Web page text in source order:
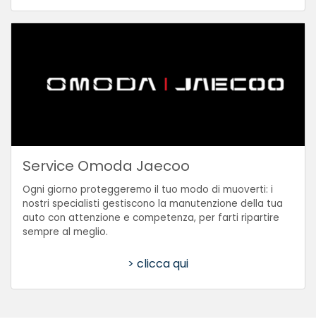
Service Omoda Jaecoo
Ogni giorno proteggeremo il tuo modo di muoverti: i
nostri specialisti gestiscono la manutenzione della tua
auto con attenzione e competenza, per farti ripartire
sempre al meglio.
> clicca qui